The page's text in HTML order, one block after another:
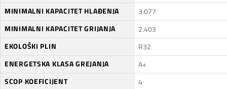
MINIMALNI KAPACITET HLAĐENJA
3.077
MINIMALNI KAPACITET GRIJANJA
2.403
EKOLOŠKI PLIN
R32
ENERGETSKA KLASA GREJANJA
A+
SCOP KOEFICIJENT
4